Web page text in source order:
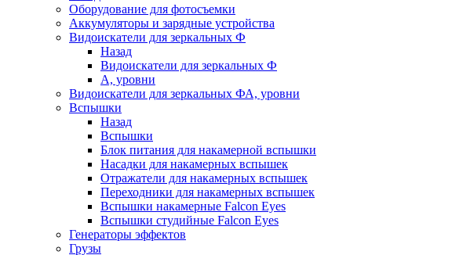
Оборудование для фотосъемки
Аккумуляторы и зарядные устройства
Видоискатели для зеркальных Ф
Назад
Видоискатели для зеркальных Ф
А, уровни
Видоискатели для зеркальных ФА, уровни
Вспышки
Назад
Вспышки
Блок питания для накамерной вспышки
Насадки для накамерных вспышек
Отражатели для накамерных вспышек
Переходники для накамерных вспышек
Вспышки накамерные Falcon Eyes
Вспышки студийные Falcon Eyes
Генераторы эффектов
Грузы